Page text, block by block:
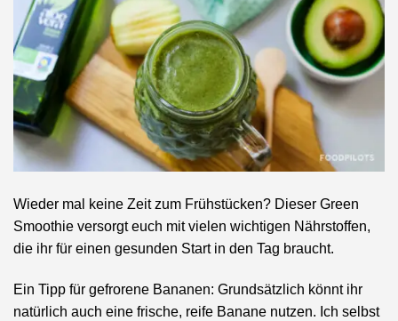
Wieder mal keine Zeit zum Frühstücken? Dieser Green
Smoothie versorgt euch mit vielen wichtigen Nährstoffen,
die ihr für einen gesunden Start in den Tag braucht.
Ein Tipp für gefrorene Bananen: Grundsätzlich könnt ihr
natürlich auch eine frische, reife Banane nutzen. Ich selbst